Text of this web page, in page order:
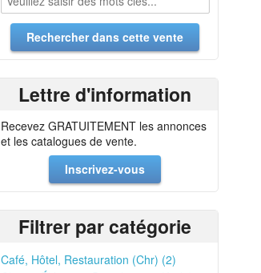
Lettre d'information
Recevez GRATUITEMENT les annonces
et les catalogues de vente.
Inscrivez-vous
Filtrer par catégorie
Café, Hôtel, Restauration (Chr) (2)